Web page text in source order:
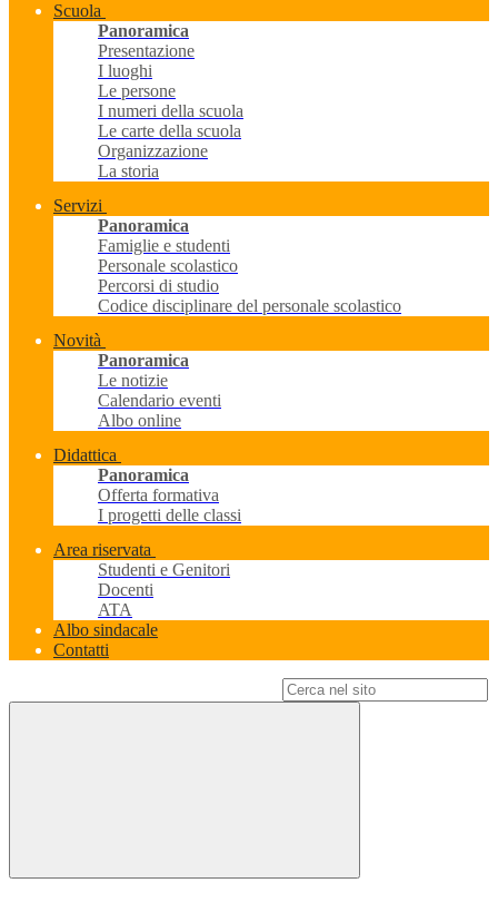
Scuola
Panoramica
Presentazione
I luoghi
Le persone
I numeri della scuola
Le carte della scuola
Organizzazione
La storia
Servizi
Panoramica
Famiglie e studenti
Personale scolastico
Percorsi di studio
Codice disciplinare del personale scolastico
Novità
Panoramica
Le notizie
Calendario eventi
Albo online
Didattica
Panoramica
Offerta formativa
I progetti delle classi
Area riservata
Studenti e Genitori
Docenti
ATA
Albo sindacale
Contatti